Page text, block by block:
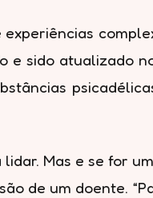
sido atualizado
Mas e se for
de um doente.